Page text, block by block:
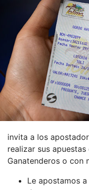
invita a los
realizar sus
Ganatenderos o con
Le apostamos